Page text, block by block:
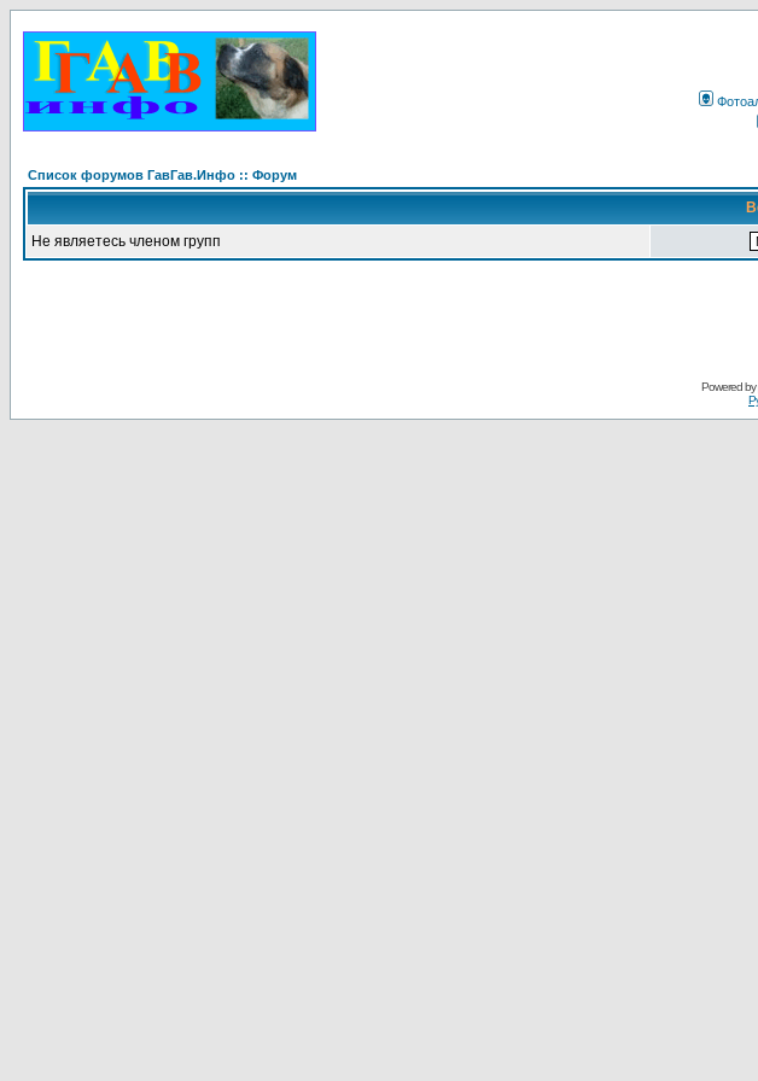
Список форумов ГавГав.Инфо :: Форум
Не являетесь членом групп
Powered by